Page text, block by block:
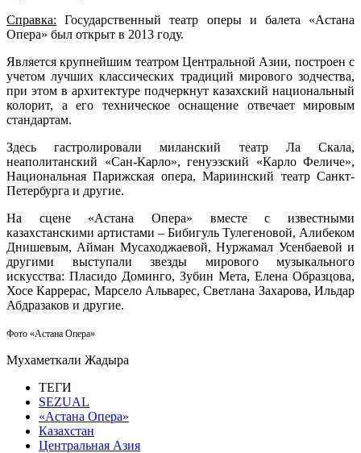
Справка: Государственный театр оперы и балета «Астана
Опера» был открыт в 2013 году.
Является крупнейшим театром Центральной Азии, построен с
учетом лучших классических традиций мирового зодчества,
при этом в архитектуре подчеркнут казахский национальный
колорит, а его техническое оснащение отвечает мировым
стандартам.
Здесь гастролировали миланский театр Ла Скала,
неаполитанский «Сан-Карло», генуэзский «Карло Феличе»,
Национальная Парижская опера, Мариинский театр Санкт-
Петербурга и другие.
На сцене «Астана Опера» вместе с известными
казахстанскими артистами – Бибигуль Тулегеновой, Алибеком
Днишевым, Айман Мусаходжаевой, Нуржамал Усенбаевой и
другими выступали звезды мирового музыкального
искусства: Пласидо Доминго, Зубин Мета, Елена Образцова,
Хосе Каррерас, Марсело Альварес, Светлана Захарова, Ильдар
Абдразаков и другие.
Фото «Астана Опера»
Мухаметкали Жадыра
ТЕГИ
SEZUAL
«Астана Опера»
Казахстан
Центральная Азия